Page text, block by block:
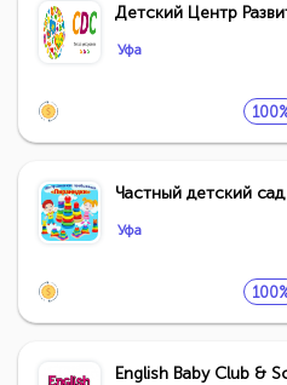
Детский Центр
Уфа
Частный детский
Уфа
English Baby Club &